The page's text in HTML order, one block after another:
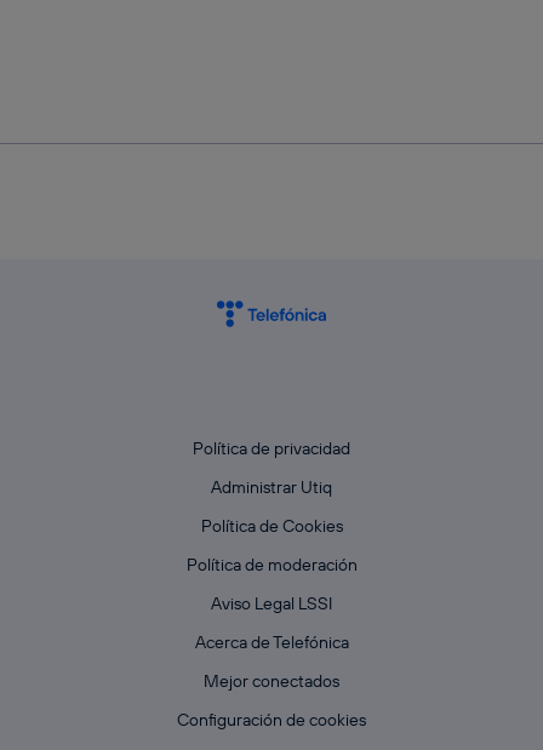
Política de privacidad
Administrar Utiq
Política de Cookies
Política de moderación
Aviso Legal LSSI
Acerca de Telefónica
Mejor conectados
Configuración de cookies